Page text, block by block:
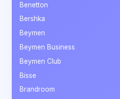
Benetton
Bershka
Beymen
Beymen Business
Beymen Club
Bisse
Brandroom